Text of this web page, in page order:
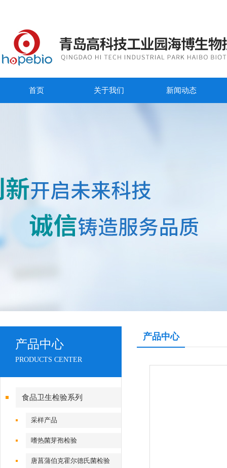
首页 关于我们 新闻动态
产品中心
PRODUCTS CENTER
食品卫生检验系列
采样产品
嗜热菌芽孢检验
唐菖蒲伯克霍尔德氏菌检验
产品中心